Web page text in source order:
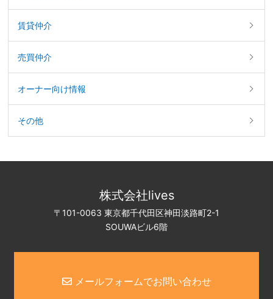
賃貸仲介
売買仲介
オーナー向け情報
その他
株式会社lives
〒101-0063 東京都千代田区神田淡路町2-1
SOUWAビル6階
メールフォームでお問い合わせ